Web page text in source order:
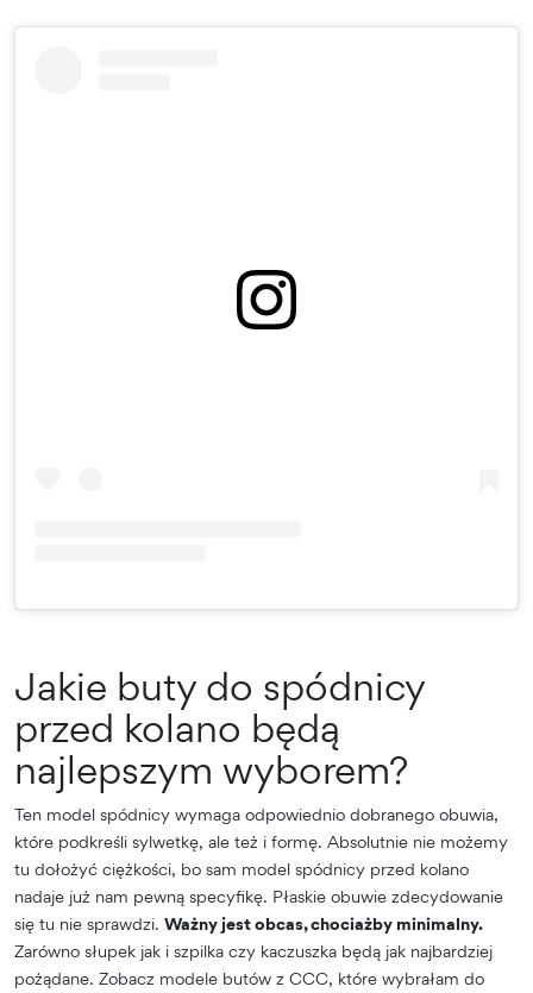
Jakie buty do spódnicy
przed kolano będą
najlepszym wyborem?
Ten model spódnicy wymaga odpowiednio dobranego obuwia,
które podkreśli sylwetkę, ale też i formę. Absolutnie nie możemy
tu dołożyć ciężkości, bo sam model spódnicy przed kolano
nadaje już nam pewną specyfikę. Płaskie obuwie zdecydowanie
się tu nie sprawdzi. Ważny jest obcas, chociażby minimalny.
Zarówno słupek jak i szpilka czy kaczuszka będą jak najbardziej
pożądane. Zobacz modele butów z CCC, które wybrałam do